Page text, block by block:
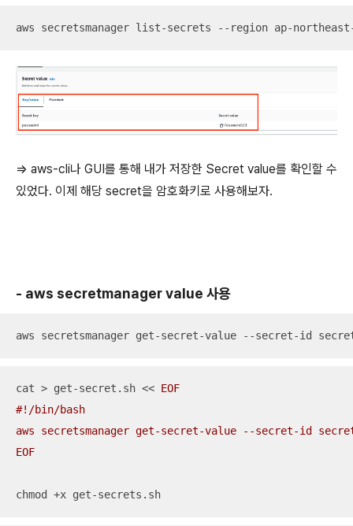
aws secretsmanager list-secrets --region ap-
=> aws-cli나 GUI를 통해 내가 저장한 Secret value를 확인할 수
있었다. 이제 해당 secret을 암호화키로 사용해보자.
- aws secretmanager value 사용
aws secretsmanager get-secret-value --secret-id
cat > get-secret.sh << EOF
#!/bin/bash
aws secretsmanager get-secret-value --secret-id
EOF
chmod +x get-secrets.sh